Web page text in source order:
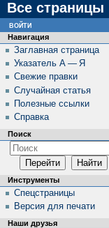
Все страницы
Навигация
Заглавная страница
Указатель А — Я
Свежие правки
Случайная статья
Полезные ссылки
Справка
Поиск
Инструменты
Спецстраницы
Версия для печати
Наши друзья
войти